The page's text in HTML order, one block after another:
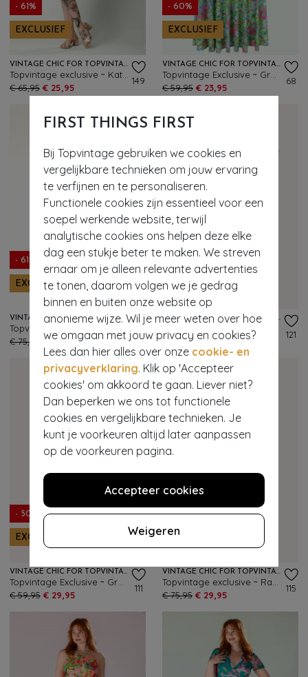
FIRST THINGS FIRST
Bij Topvintage gebruiken we cookies en
vergelijkbare technieken om jouw ervaring
te verfijnen en te personaliseren.
Functionele cookies zijn essentieel voor een
soepel werkende website, terwijl
analytische cookies ons helpen deze elke
dag een stukje beter te maken. We streven
ernaar om je alleen relevante advertenties
te tonen, daarom volgen we je gedrag
binnen en buiten onze website op
anonieme wijze. Wil je meer weten over hoe
we omgaan met jouw privacy en cookies?
Lees dan hier alles over onze cookie- en
privacyverklaring. Klik op 'Accepteer
cookies' om akkoord te gaan. Liever niet?
Dan beperken we ons tot functionele
cookies en vergelijkbare technieken. Je
kunt je voorkeuren altijd later aanpassen
op de voorkeuren pagina.
Accepteer cookies
Weigeren
- 61%
EXCLUSIEF
VINTAGE CHIC FOR TOPVINTAGE
€ 65,95 € 25,95
149
- 60%
EXCLUSIEF
VINTAGE CHIC FOR TOPVINTAGE
€ 59,95 € 23,95
68
- 61%
EXCLUSIEF
VINTAGE CHIC FOR TOPVINTAGE
€ 75,95
€ 29,95
140
EXCLUSIEF
VINTAGE CHIC FOR TOPVINTAGE
€ 69,95 € 34,95
121
- 50%
EXCLUSIEF
VINTAGE CHIC FOR TOPVINTAGE
€ 59,95 € 29,95
111
- 61%
EXCLUSIEF
VINTAGE CHIC FOR TOPVINTAGE
€ 75,95 € 29,95
115